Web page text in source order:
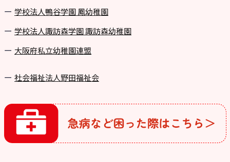
学校法⼈鴨⾕学園 鳳幼稚園
学校法⼈諏訪森学園 諏訪森幼稚園
⼤阪府私⽴幼稚園連盟
社会福祉法人野田福祉会